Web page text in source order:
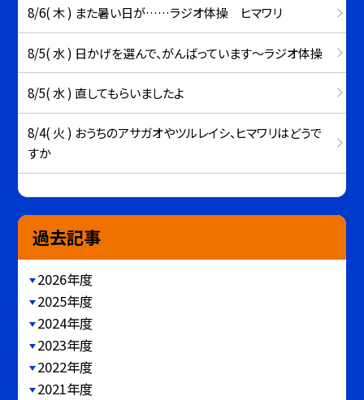
8/6( 木 ) また暑い日が……ラジオ体操 ヒマワリ
8/5( 水 ) 日かげを選んで、がんばっています～ラジオ体操
8/5( 水 ) 直してもらいましたよ
8/4( 火 ) おうちのアサガオやツルレイシ、ヒマワリはどうで
すか
過去記事
2026年度
2025年度
2024年度
2023年度
2022年度
2021年度